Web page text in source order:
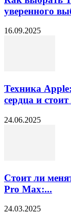
уверенного
16.09.2025
Техника
сердца и
24.06.2025
Стоит ли
Pro Max:...
24.03.2025